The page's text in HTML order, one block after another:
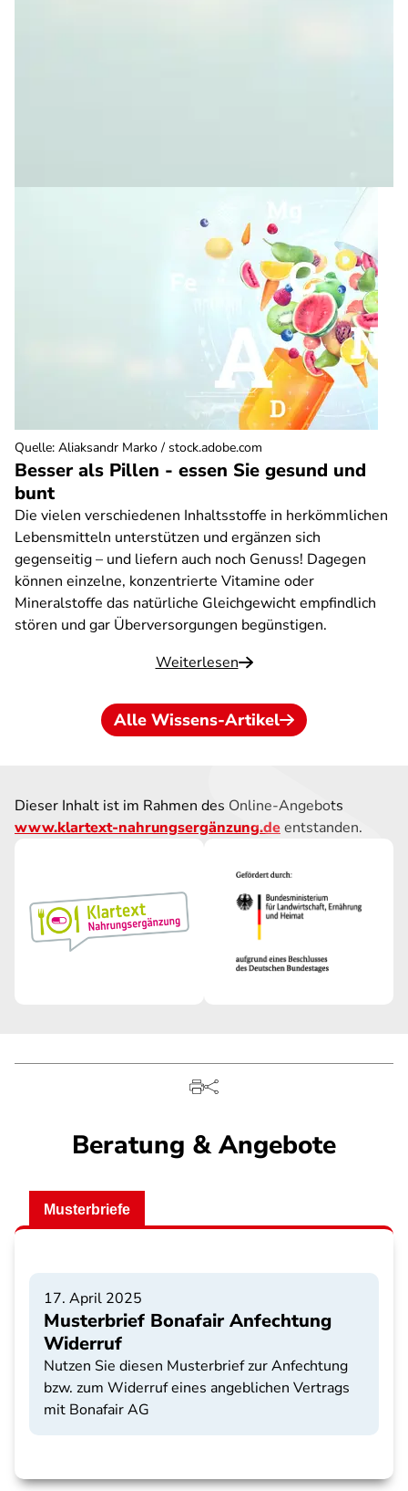
Besser als Pillen - essen Sie gesund und
bunt
Die vielen verschiedenen Inhaltsstoffe in herkömmlichen
Lebensmitteln unterstützen und ergänzen sich
gegenseitig – und liefern auch noch Genuss! Dagegen
können einzelne, konzentrierte Vitamine oder
Mineralstoffe das natürliche Gleichgewicht empfindlich
stören und gar Überversorgungen begünstigen.
Weiterlesen
Quelle: Aliaksandr Marko / stock.adobe.com
Alle Wissens-Artikel
Dieser Inhalt ist im Rahmen des Online-Angebots
www.klartext-nahrungsergänzung.deentstanden.
Beratung & Angebote
Musterbriefe
17. April 2025
Musterbrief Bonafair Anfechtung
Widerruf
Nutzen Sie diesen Musterbrief zur Anfechtung
bzw. zum Widerruf eines angeblichen Vertrags
mit Bonafair AG